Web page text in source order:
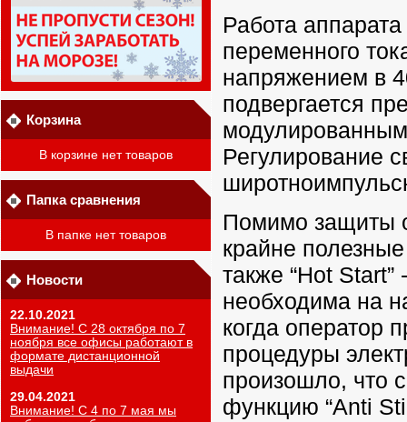
Корзина
В корзине нет товаров
Папка сравнения
В папке нет товаров
Новости
22.10.2021
Внимание! С 28 октября по 7
ноября все офисы работают в
формате дистанционной
выдачи
29.04.2021
Внимание! С 4 по 7 мая мы
Работа
переменного
напряжением в
подвергается
Регулирование
Помимо защиты
крайне
также “Hot
необходима на
когда оператор
процедуры
произошло, что
функцию “Anti